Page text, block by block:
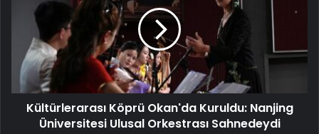
Kültürlerarası Köprü Okan'da Kuruldu: Nanjing
Üniversitesi Ulusal Orkestrası Sahnedeydi